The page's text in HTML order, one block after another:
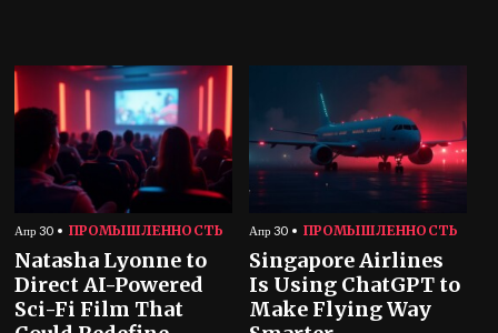
Апр 30 ПРОМЫШЛЕННОСТЬ
Natasha Lyonne to
Direct AI-Powered
Sci-Fi Film That
Апр 30 ПРОМЫШЛЕННОСТЬ
Singapore Airlines
Is Using ChatGPT to
Make Flying Way